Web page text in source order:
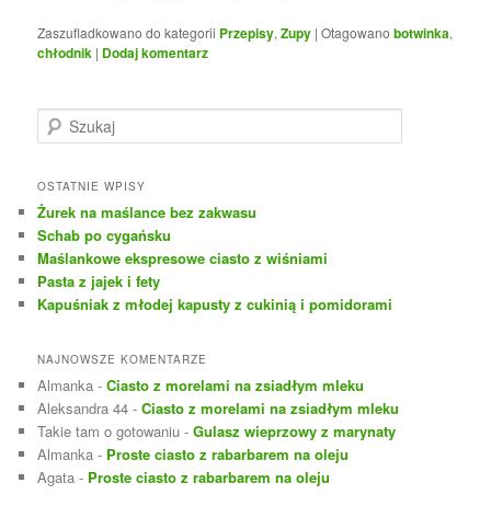
Zaszufladkowano do kategorii Przepisy,Zupy |Otagowano botwinka,
chłodnik | Dodaj komentarz
z
k
a
j
OSTATNIE WPISY
Żurek na maślance bez zakwasu
Schab po cygańsku
Maślankowe ekspresowe ciasto z wiśniami
Pasta z jajek i fety
Kapuśniak z młodej kapusty z cukinią i pomidorami
NAJNOWSZE KOMENTARZE
Almanka -Ciasto z morelami na zsiadłym mleku
Aleksandra 44 -Ciasto z morelami na zsiadłym mleku
Takie tam o gotowaniu -Gulasz wieprzowy z marynaty
Almanka - Proste ciasto z rabarbarem na oleju
Agata - Proste ciasto z rabarbarem na oleju